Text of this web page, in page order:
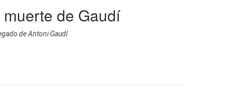
de Gaudí
de Antoni Gaudí